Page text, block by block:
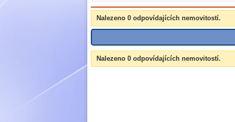
Nalezeno 0 odpovídajících nemovitostí.
Nalezeno 0 odpovídajících nemovitostí.